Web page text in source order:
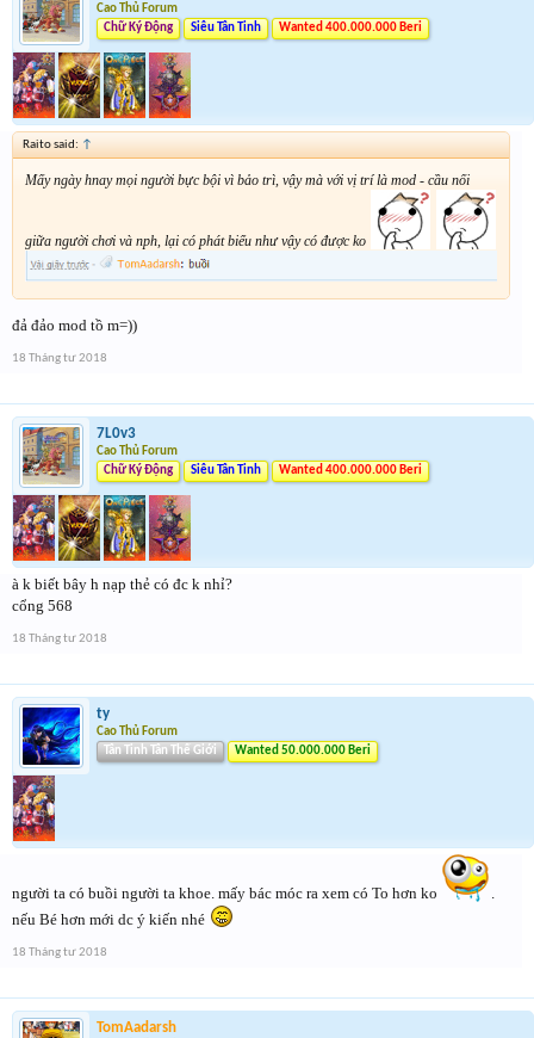
Cao Thủ Forum
Chữ Ký Động
Siêu Tân Tinh Wanted 400.000.000 Beri
Raito said: ↑
Mấy ngày hnay mọi người bực bội vì bảo trì, vậy mà với vị trí là mod - cầu nối
giữa người chơi và nph, lại có phát biểu như vậy có được ko
đả đảo mod tồ m=))
18 Tháng tư 2018
7L0v3
Cao Thủ Forum
Chữ Ký Động
Siêu Tân Tinh Wanted 400.000.000 Beri
à k biết bây h nạp thẻ có đc k nhỉ?
cổng 568
18 Tháng tư 2018
ty
Cao Thủ Forum
Tân Tinh Tân Thế Giới
Wanted 50.000.000 Beri
người ta có buồi người ta khoe. mấy bác móc ra xem có To hơn ko
.
nếu Bé hơn mới dc ý kiến nhé
18 Tháng tư 2018
TomAadarsh